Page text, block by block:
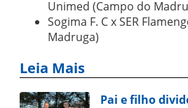
Unimed (Campo do
Sogima F. C x SER
Madruga)
Leia Mais
Pai e filho